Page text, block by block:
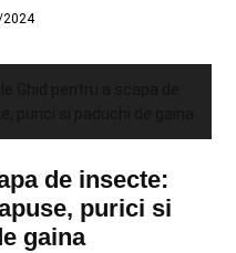
de insecte:
purici si
gaina